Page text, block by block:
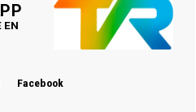
Facebook
EN